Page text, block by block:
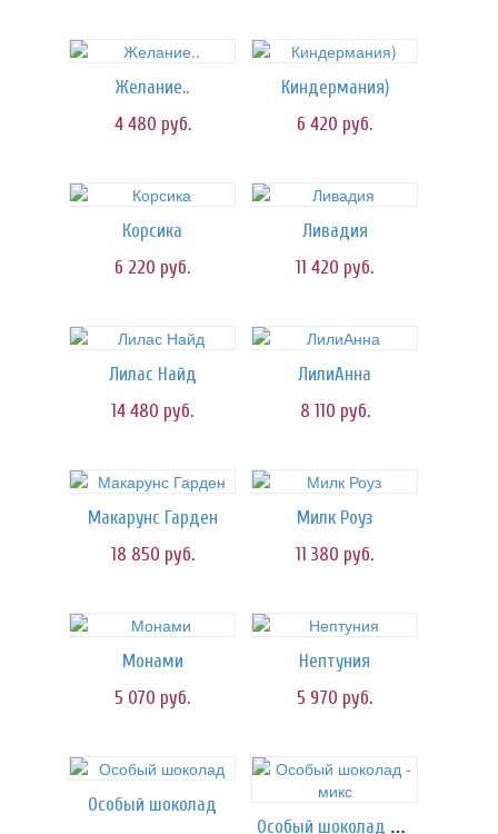
Желание..
4 480 руб.
Киндермания)
6 420 руб.
Корсика
6 220 руб.
Ливадия
11 420 руб.
Лилас Найд
14 480 руб.
ЛилиАнна
8 110 руб.
Макарунс Гарден
18 850 руб.
Милк Роуз
11 380 руб.
Монами
5 070 руб.
Нептуния
5 970 руб.
Особый шоколад
Особый шоколад - микс